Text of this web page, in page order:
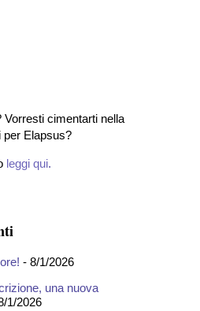
Vorresti cimentarti nella
per Elapsus?
leggi qui.
- 8/1/2026
una nuova
1/2026